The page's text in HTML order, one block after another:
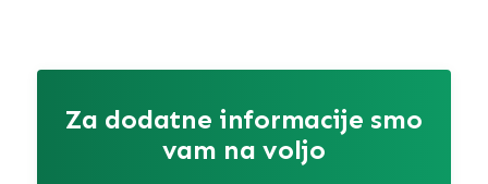
Za dodatne informacije smo
vam na voljo